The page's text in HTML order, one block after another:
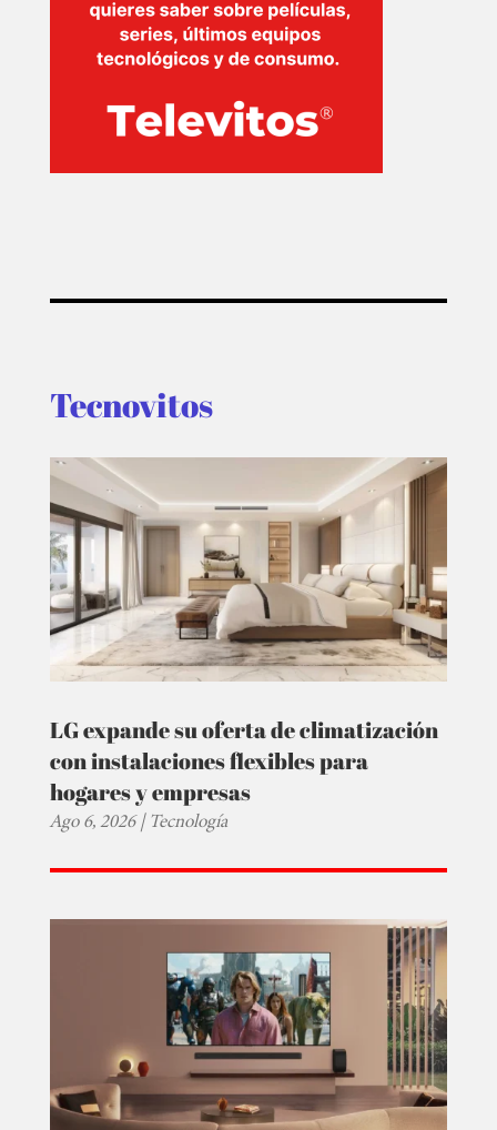
Tecnovitos
LG expande su oferta de climatización
con instalaciones flexibles para
hogares y empresas
Ago 6, 2026|Tecnología